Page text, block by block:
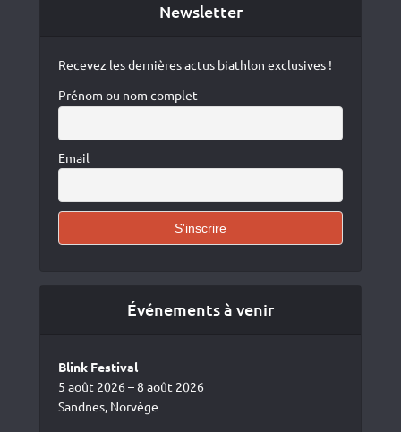
Newsletter
Recevez les dernières actus biathlon exclusives !
Prénom ou nom complet
Email
Événements à venir
Blink Festival
5 août 2026 – 8 août 2026
Sandnes, Norvège